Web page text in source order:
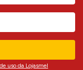
uso da Lojasmel